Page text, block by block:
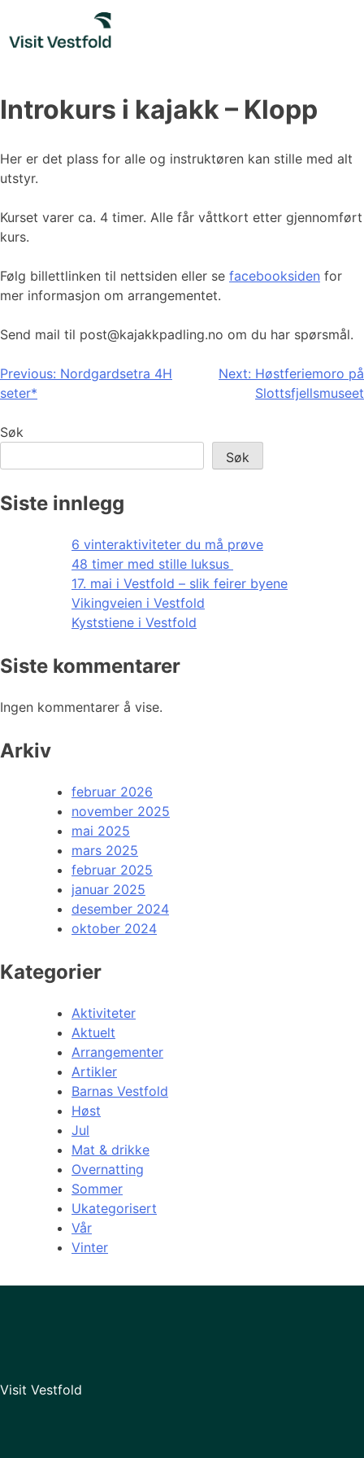
content
Introkurs i kajakk – Klopp
Her er det plass for alle og instruktøren kan stille med alt
utstyr.
Kurset varer ca. 4 timer. Alle får våttkort etter gjennomført
kurs.
Følg billettlinken til nettsiden eller se facebooksiden for
mer informasjon om arrangementet.
Send mail til post@kajakkpadling.no om du har spørsmål.
Innleggsnavigasjon
Previous: Nordgardsetra 4H
seter*
Next: Høstferiemoro på
Slottsfjellsmuseet
Søk
Søk
Siste innlegg
6 vinteraktiviteter du må prøve
48 timer med stille luksus
17. mai i Vestfold – slik feirer byene
Vikingveien i Vestfold
Kyststiene i Vestfold
Siste kommentarer
Ingen kommentarer å vise.
Arkiv
februar 2026
november 2025
mai 2025
mars 2025
februar 2025
januar 2025
desember 2024
oktober 2024
Kategorier
Aktiviteter
Aktuelt
Arrangementer
Artikler
Barnas Vestfold
Høst
Jul
Mat & drikke
Overnatting
Sommer
Ukategorisert
Vår
Vinter
Visit Vestfold